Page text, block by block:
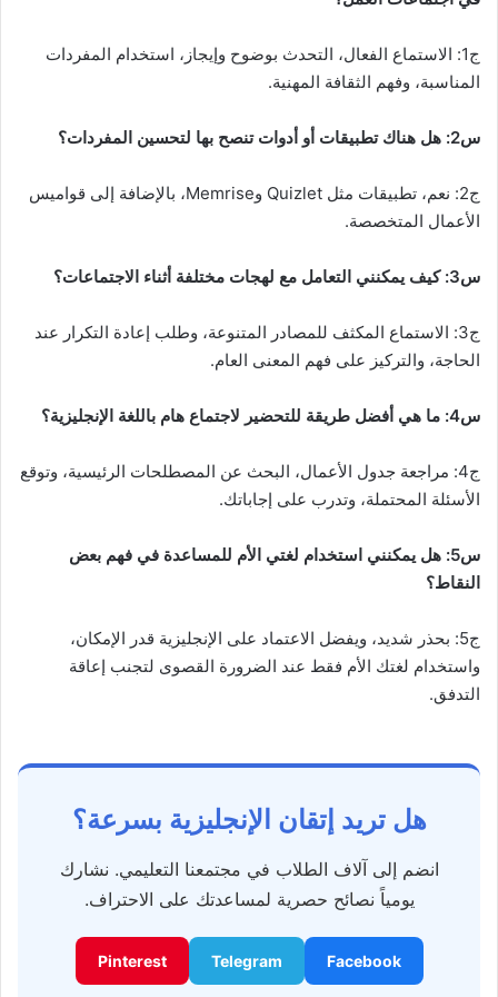
ج1: الاستماع الفعال، التحدث بوضوح وإيجاز، استخدام المفردات
المناسبة، وفهم الثقافة المهنية.
س2: هل هناك تطبيقات أو أدوات تنصح بها لتحسين المفردات؟
ج2: نعم، تطبيقات مثل Quizlet وMemrise، بالإضافة إلى قواميس
الأعمال المتخصصة.
س3: كيف يمكنني التعامل مع لهجات مختلفة أثناء الاجتماعات؟
ج3: الاستماع المكثف للمصادر المتنوعة، وطلب إعادة التكرار عند
الحاجة، والتركيز على فهم المعنى العام.
س4: ما هي أفضل طريقة للتحضير لاجتماع هام باللغة الإنجليزية؟
ج4: مراجعة جدول الأعمال، البحث عن المصطلحات الرئيسية، وتوقع
الأسئلة المحتملة، وتدرب على إجاباتك.
س5: هل يمكنني استخدام لغتي الأم للمساعدة في فهم بعض
النقاط؟
ج5: بحذر شديد، ويفضل الاعتماد على الإنجليزية قدر الإمكان،
واستخدام لغتك الأم فقط عند الضرورة القصوى لتجنب إعاقة
التدفق.
هل تريد إتقان الإنجليزية بسرعة؟
انضم إلى آلاف الطلاب في مجتمعنا التعليمي. نشارك
يومياً نصائح حصرية لمساعدتك على الاحتراف.
Facebook
Telegram
Pinterest